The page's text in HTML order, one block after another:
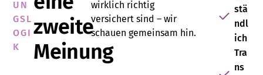
UN
GSL
OGI
K
zweite
Meinung
wirklich richtig
versichert sind – wir
schauen gemeinsam hin.
stä
ndl
ich
Tra
ns